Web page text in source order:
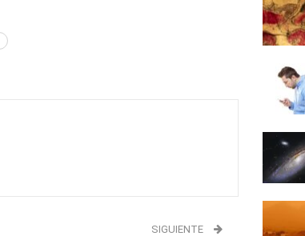
SIGUIENTE